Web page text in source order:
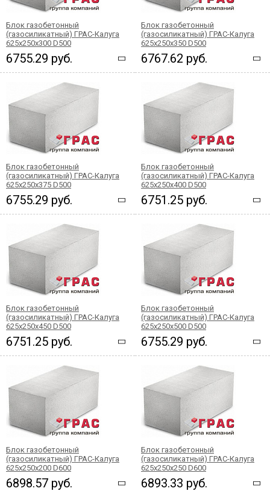
Блок газобетонный
(газосиликатный) ГРАС-Калуга
625x250x300 D500
6755.29 руб.
Блок газобетонный
(газосиликатный) ГРАС-Калуга
625x250x350 D500
6767.62 руб.
Блок газобетонный
(газосиликатный) ГРАС-Калуга
625x250x375 D500
6755.29 руб.
Блок газобетонный
(газосиликатный) ГРАС-Калуга
625x250x400 D500
6751.25 руб.
Блок газобетонный
(газосиликатный) ГРАС-Калуга
625x250x450 D500
6751.25 руб.
Блок газобетонный
(газосиликатный) ГРАС-Калуга
625x250x500 D500
6755.29 руб.
Блок газобетонный
(газосиликатный) ГРАС-Калуга
625x250x200 D600
6898.57 руб.
Блок газобетонный
(газосиликатный) ГРАС-Калуга
625x250x250 D600
6893.33 руб.